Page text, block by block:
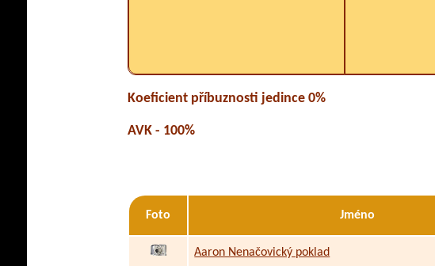
Koeficient příbuznosti jedince 0%
AVK - 100%
Foto Jméno
Aaron Nenačovický poklad